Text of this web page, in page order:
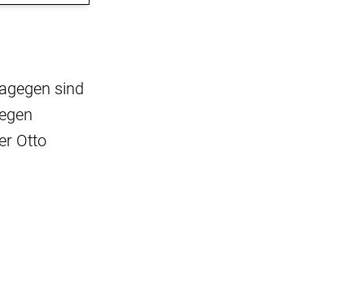
sind
Otto